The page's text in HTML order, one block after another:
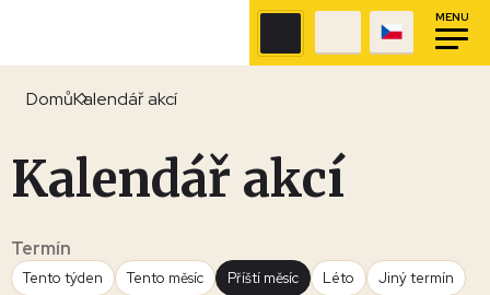
MENU
DomůKalendář akcí
Kalendář akcí
Termín
Tento týden Tento měsíc Příští měsíc Léto Jiný termín